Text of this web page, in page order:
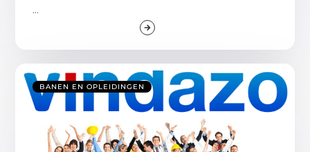
...
BANEN EN OPLEIDINGEN